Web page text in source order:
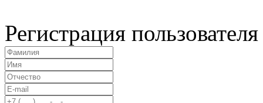
Регистрация пользователя